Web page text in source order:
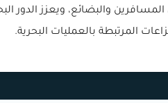
والبضائع، ويعزز الدور
المرتبطة بالعمليات البحرية.